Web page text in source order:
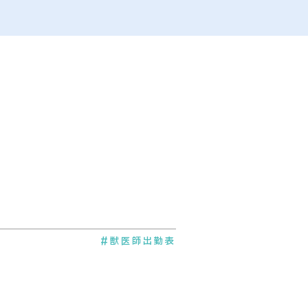
#獣医師出勤表